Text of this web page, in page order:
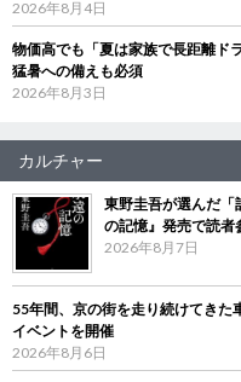
2026年8月4日
物価高でも「夏は家族で長距離ド
猛暑への備えも必須
2026年8月3日
カルチャー
東野圭吾が選んだ
の記憶』発売で読者
2026年8月7日
55年間、京の街を走り続けてき
イベントを開催
2026年8月6日